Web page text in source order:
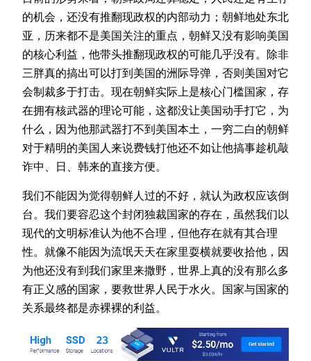
的机会，还没有推翻现政权的内部动力；朝鲜地处东北
亚，历来都不是美国关注的重点，朝鲜又没有影响美国
的核心利益，他带头推翻现政权的可能几乎没有。除非
三胖真的搞出可以打到美国的洲际导弹，否则美国对它
会制裁多于打击。现在朝鲜实际上是核心门槛国家，存
在拥有核武器的理论可能，这都没让美国动手打它，为
什么，因为他那武器打不到美国本土，一穷二白的朝鲜
对于精明的美国人来说费钱打他还不如让他搞事趁机敲
诈中、日、韩来的直接方便。
我们不能因为觉得朝鲜人过的不好，就认为政权应该倒
台。我们要容忍这个封闭独裁国家的存在，虽然我们以
现代的文明标准认为他不合理，但他存在就有其合理
性。就像不能因为流氓天天在家里耍横就要收拾他，因
为他还没有到我们家里来撒野，世界上真的没有那么多
有正义感的国家，要救世界人民于水火。国家与国家的
关系最终都是赤裸裸的利益。